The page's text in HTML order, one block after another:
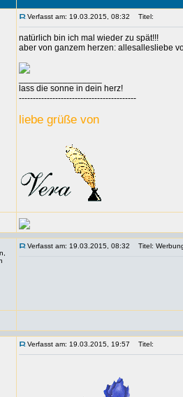
Verfasst am: 19.03.2015, 08:32 Titel:
natürlich bin ich mal wieder zu spät!!!
aber von ganzem herzen: allesallesliebe
lass die sonne in dein herz!
------------------------------------------
liebe grüße von
Verfasst am: 19.03.2015, 08:32 Titel:
Verfasst am: 19.03.2015, 19:57 Titel: